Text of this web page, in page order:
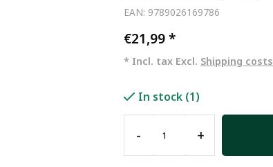
EAN: 9789026169786
€21,99*
* Incl. tax Excl. Shipping costs
In stock (1)
- +